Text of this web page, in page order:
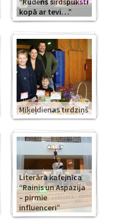
kopā ar tevi…”
Miķeļdienas tirdziņš
Literārā kafejnīca
“Rainis un Aspazija
– pirmie
influenceri”